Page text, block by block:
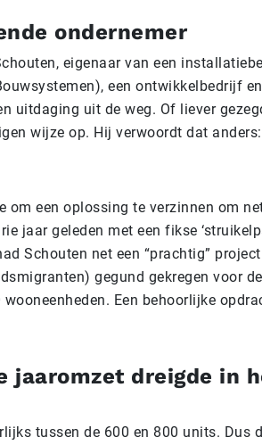
ondernemer
eigenaar van een
een ontwikkelbedrijf
uitdaging uit de weg. Of liever
wijze op. Hij verwoordt dat
om een oplossing te verzinnen om
jaar geleden met een fikse
Schouten net een “prachtig”
gegund gekregen voor
Een behoorlijke
jaaromzet dreigde in
tussen de 600 en 800 units. Dus